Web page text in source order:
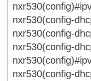
nxr530(config-
nxr530(config-
nxr530(config-
nxr530(config-